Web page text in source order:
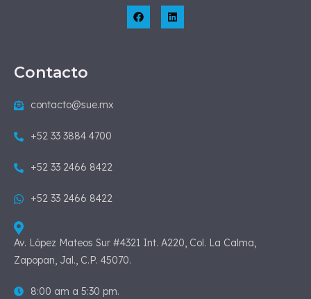
Contacto
contacto@sue.mx
+52 33 3884 4700
+52 33 2466 8422
+52 33 2466 8422
Av. López Mateos Sur #4321 Int. A220, Col. La Calma,
Zapopan, Jal., C.P. 45070.
8:00 am a 5:30 pm.